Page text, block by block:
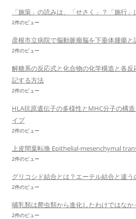
「施策」の読みは、「せさく」？「施行」
2件のビュー
彦根市立病院で脳動脈瘤脳を下垂体腫瘍と
2件のビュー
解糖系の反応式と化合物の化学構造と各
記する方法
2件のビュー
HLA抗原遺伝子の多様性とMHC分子の構
イプ
2件のビュー
上皮間葉転換 Epithelial-mesenchymal
2件のビュー
グリコシド結合とは？エーテル結合と違う
2件のビュー
哺乳類は爬虫類から進化したわけではなか
2件のビュー